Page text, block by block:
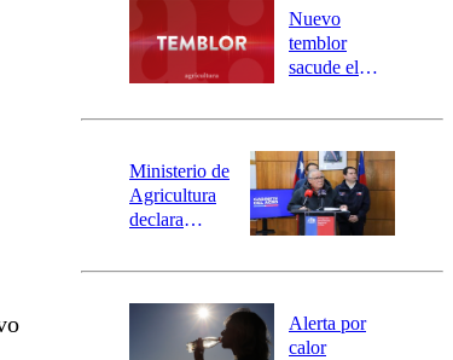
río Damas:
activa
mensajería
SAE
Nuevo
temblor
sacude el
revisa la
epicentro
Ministerio de
Agricultura
declara
agrícola para
Alerta por
calor